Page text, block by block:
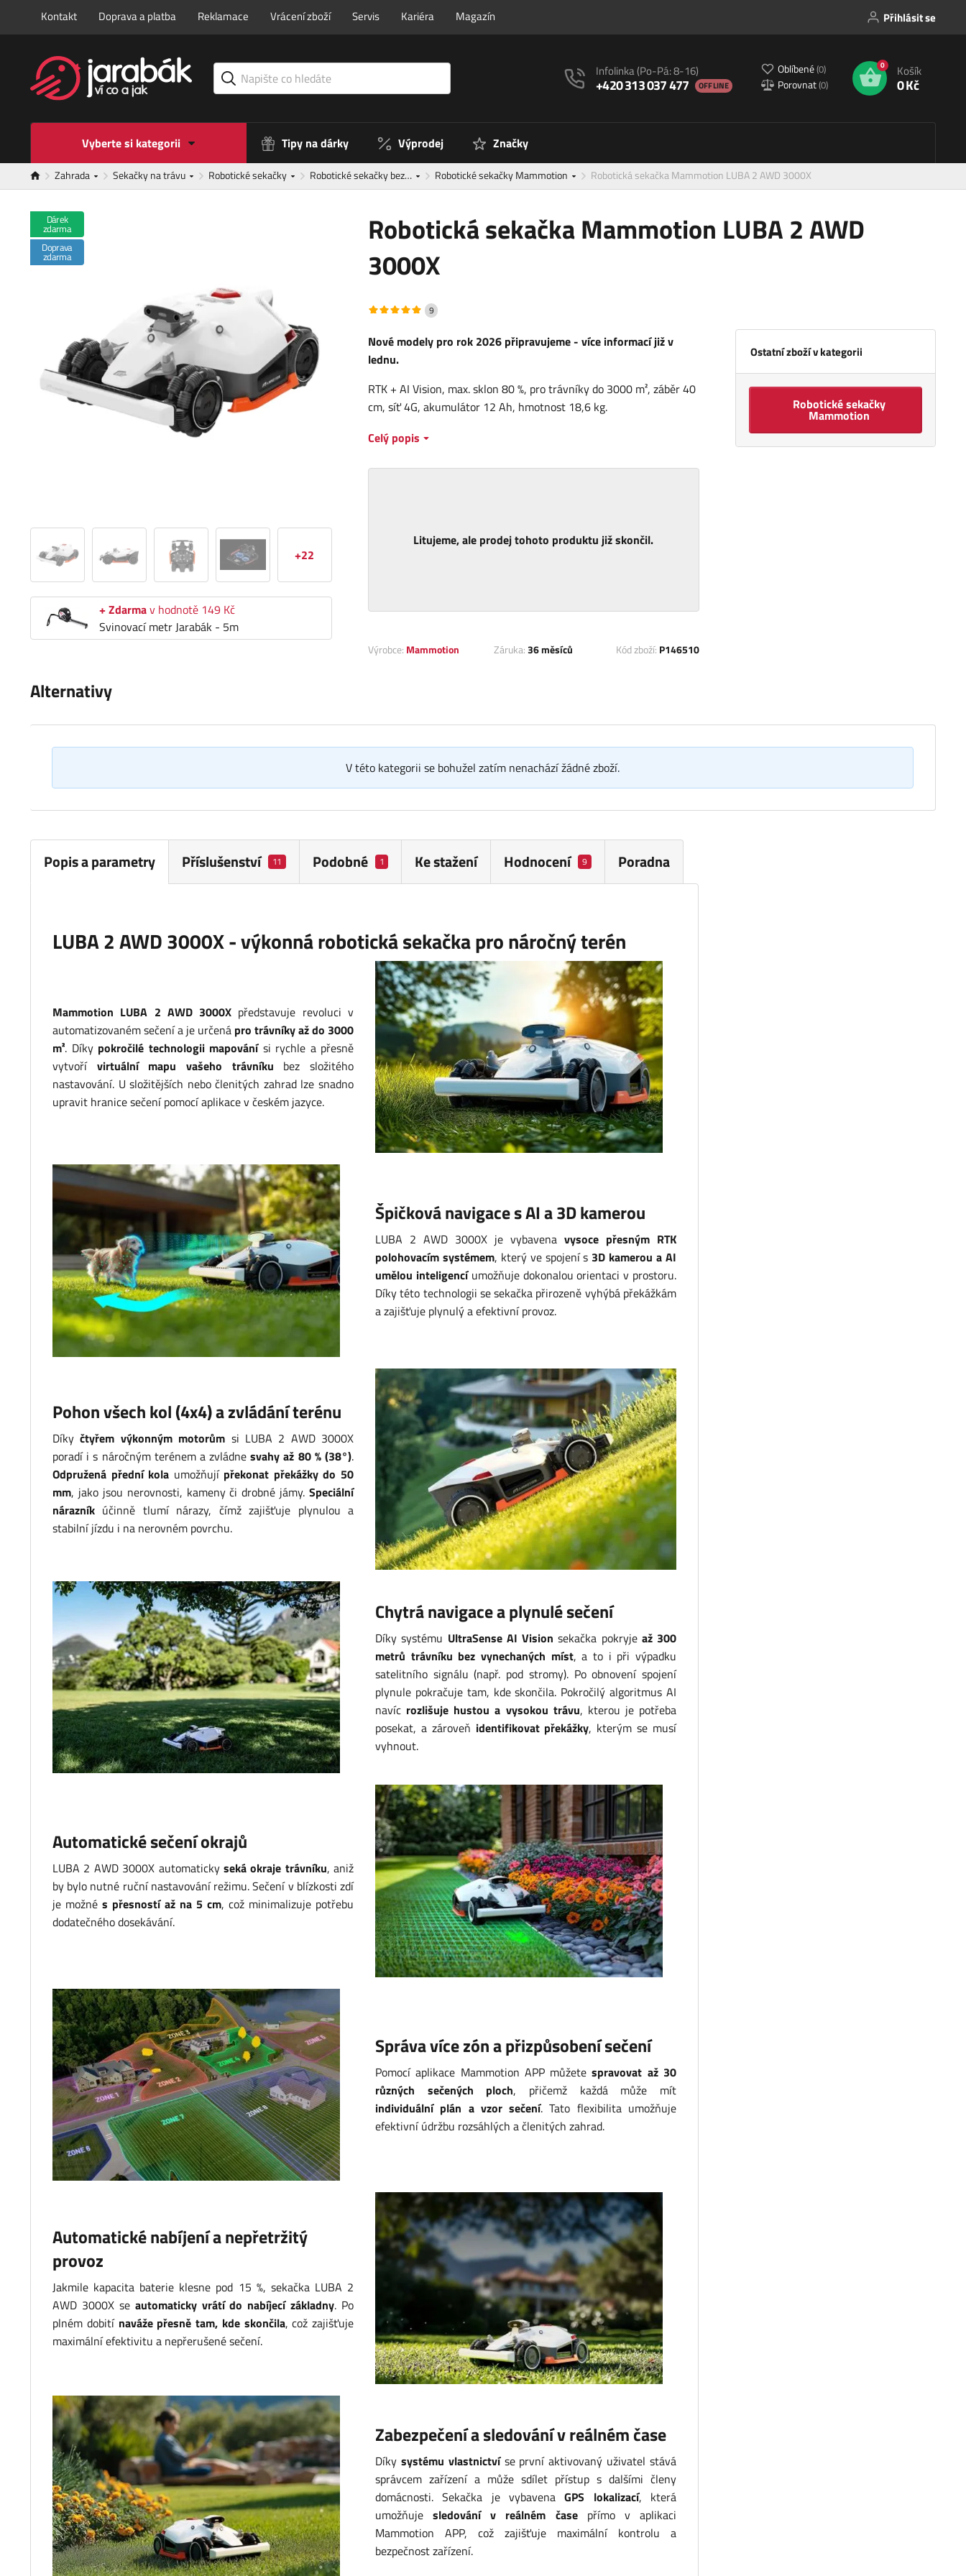
Kontakt Doprava a platba Reklamace Vrácení zboží Servis Kariéra Magazín Přihlásit se
Infolinka(Po-Pá: 8-16)
+420 313 037 477 OFFLINE
Oblíbené(0)
Porovnat(0)
0 Košík
0 Kč
Vyberte si kategorii Tipy na dárky Výprodej Značky
Zahrada Sekačky na trávu Robotické sekačky Robotické sekačky bez… Robotické sekačky Mammotion Robotická sekačka Mammotion LUBA 2 AWD 3000X
Robotická sekačka Mammotion LUBA 2 AWD
3000X
9
Dárek
zdarma
Doprava
zdarma
+22
+ Zdarmav hodnotě 149 Kč
Svinovací metr Jarabák - 5m
Ostatní zboží v kategorii
Robotické sekačky
Mammotion
Nové modely pro rok 2026 připravujeme - více informací již v
lednu.
RTK + AI Vision, max. sklon 80 %, pro trávníky do 3000 m², záběr 40
cm, síť 4G, akumulátor 12 Ah, hmotnost 18,6 kg.
Celý popis
Litujeme, ale prodej tohoto produktu již skončil.
Výrobce: Mammotion Záruka:36 měsíců Kód zboží: P146510
Alternativy
V této kategorii se bohužel zatím nenachází žádné zboží.
Popis a parametry Příslušenství 11 Podobné 1 Ke stažení Hodnocení 9 Poradna
LUBA 2 AWD 3000X - výkonná robotická sekačka pro náročný terén
Mammotion LUBA 2 AWD 3000X představuje revoluci v
automatizovaném sečení a je určená pro trávníky aždo 3000
m². Díky pokročilé technologii mapovánísi rychle a přesně
vytvořívirtuální mapu vašeho trávníku bez složitého
nastavování. U složitějších nebo členitých zahrad lze snadno
upravit hranice sečení pomocí aplikace v českém jazyce.
Špičková navigace s AI a 3D kamerou
LUBA 2 AWD 3000X je vybavena vysoce přesným RTK
polohovacím systémem, který ve spojení s 3D kamerou a AI
umělou inteligencíumožňuje dokonalou orientaci v prostoru.
Díky této technologii se sekačka přirozeně vyhýbá překážkám
a zajišťuje plynulý a efektivní provoz.
Pohon všech kol (4x4) a zvládání terénu
Díkyčtyřem výkonným motorům si LUBA 2 AWD 3000X
poradí i s náročným terénem a zvládnesvahy až 80 % (38°).
Odpružená přední kola umožňují překonat překážky do 50
mm, jako jsou nerovnosti, kameny či drobné jámy. Speciální
nárazník účinně tlumí nárazy, čímž zajišťuje plynulou a
stabilní jízdu i na nerovném povrchu.
Chytrá navigace a plynulé sečení
Díky systému UltraSense AI Visionsekačka pokryje až 300
metrů trávníku bez vynechaných míst, a to i při výpadku
satelitního signálu (např. pod stromy). Po obnovení spojení
plynule pokračuje tam, kde skončila. Pokročilý algoritmus AI
navíc rozlišuje hustou a vysokou trávu, kterou je potřeba
posekat, a zároveň identifikovat překážky, kterým se musí
vyhnout.
Automatické sečení okrajů
LUBA 2 AWD 3000X automaticky seká okraje trávníku, aniž
by bylo nutné ruční nastavování režimu. Sečení v blízkosti zdí
je možné s přesností až na 5 cm, což minimalizuje potřebu
dodatečného dosekávání.
Správa více zón a přizpůsobení sečení
Pomocí aplikace Mammotion APP můžetespravovat až 30
různých sečených ploch, přičemž každá může mít
individuální plán a vzor sečení. Tato flexibilita umožňuje
efektivní údržbu rozsáhlých a členitých zahrad.
Automatické nabíjení a nepřetržitý
provoz
Jakmile kapacita baterie klesne pod 15 %, sekačka LUBA 2
AWD 3000X se automaticky vrátí do nabíjecí základny. Po
plném dobití naváže přesně tam, kde skončila, což zajišťuje
maximální efektivitu a nepřerušené sečení.
Zabezpečení a sledování v reálném čase
Díky systému vlastnictvíse první aktivovaný uživatel stává
správcem zařízení a může sdílet přístup s dalšími členy
domácnosti. Sekačka je vybavenaGPS lokalizací, která
umožňujesledování v reálném časepřímo v aplikaci
Mammotion APP, což zajišťuje maximální kontrolu a
bezpečnost zařízení.